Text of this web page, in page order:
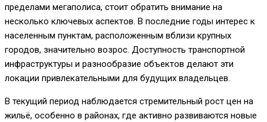
пределами мегаполиса, стоит обратить внимание на
несколько ключевых аспектов. В последние годы интерес к
населенным пунктам, расположенным вблизи крупных
городов, значительно возрос. Доступность транспортной
инфраструктуры и разнообразие объектов делают эти
локации привлекательными для будущих владельцев.
В текущий период наблюдается стремительный рост цен на
жильё, особенно в районах, где активно развиваются новые